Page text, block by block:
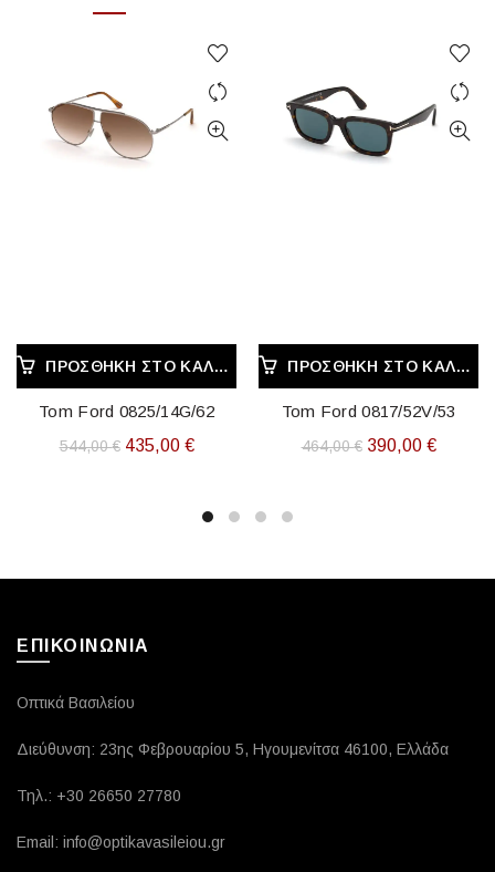
ΠΡΟΣΘΉΚΗ ΣΤΟ ΚΑΛΆΘΙ
Tom Ford 0825/14G/62
544,00€ Original
435,00 €Η
είναι:
ΠΡΟΣΘΉΚΗ ΣΤΟ ΚΑΛΆΘΙ
Tom Ford 0817/52V/53
464,00€ Original
390,00 €Η
ΕΠΙΚΟΙΝΩΝΙΑ
Οπτικά Βασιλείου
Διεύθυνση: 23ης Φεβρουαρίου 5, Ηγουμενίτσα 46100, Ελλάδα
Τηλ.: +30 26650 27780
Email: info@optikavasileiou.gr